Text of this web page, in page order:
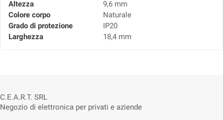
Altezza
9,6 mm
Colore corpo
Naturale
Grado di protezione
IP20
Larghezza
18,4 mm
C.E.A.R.T. SRL
Negozio di elettronica per privati e aziende